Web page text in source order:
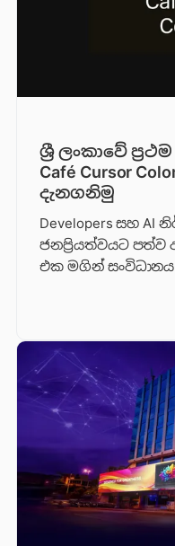
ශ්‍රී ලංකාවේ
Café Cursor
දැනගනිමු
Developers සහ
ජනප්‍රියත්වයට පත්ව
එක මගින් සංවිධානය